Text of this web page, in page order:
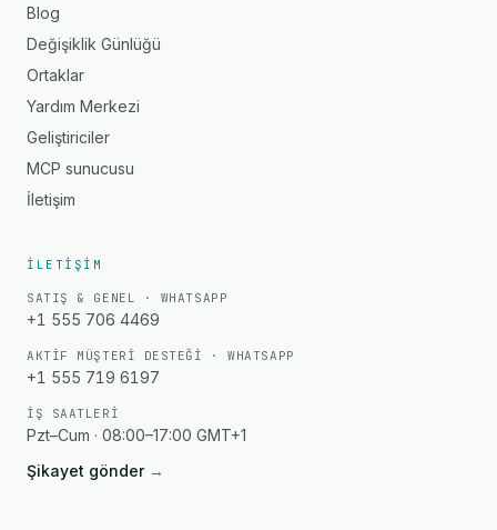
Blog
Değişiklik Günlüğü
Ortaklar
Yardım Merkezi
Geliştiriciler
MCP sunucusu
İletişim
İLETIŞIM
SATIŞ & GENEL · WHATSAPP
+1 555 706 4469
AKTIF MÜŞTERI DESTEĞI · WHATSAPP
+1 555 719 6197
İŞ SAATLERI
Pzt–Cum · 08:00–17:00 GMT+1
Şikayet gönder →